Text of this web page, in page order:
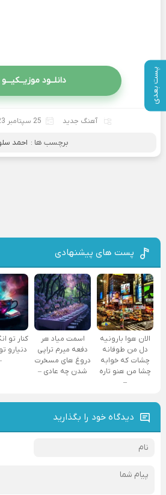
پست بعدی دانلــود موزیــکیـــو
آهنگ جدید 25 سپتامبر 2023
برچسب ها : احمد
پست های پیشنهادی
الان هوا بارونیه
دل من طوفانه
چشات که خوابه
چشا من هنو تاره
–
اسمت میاد هر
دفعه میرم تراپی
دروغ‌ های مسخرت
شدن چه عادی –
کنار تو
دنیارو
دیدگاه خود را بگذارید